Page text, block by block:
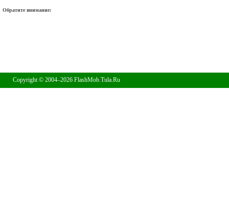
Обратите внимание:
Copyright © 2004–2026 FlashMob.Tula.Ru